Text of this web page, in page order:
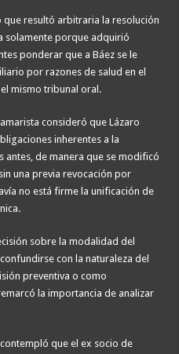
resultó arbitraria la resolución
solamente porque adquirió
ponderar que a Báez se le
por razones de salud en el
mismo tribunal oral.
consideró que Lázaro
inherentes a la
antes, de manera que se modificó
una previa revocación por
no está firme la unificación de
sobre la modalidad del
con la naturaleza del
preventiva o como
la importancia de analizar
que el ex socio de